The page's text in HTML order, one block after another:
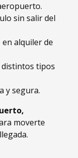
sin salir del
alquiler de
distintos tipos
y segura.
moverte